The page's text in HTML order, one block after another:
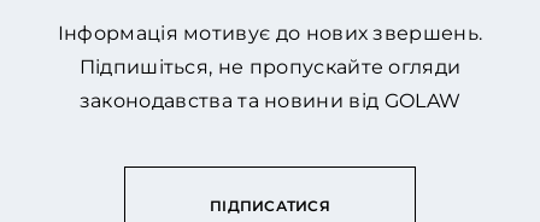
Інформація мотивує до нових звершень.
Підпишіться, не пропускайте огляди
законодавства та новини від GOLAW
ПІДПИСАТИСЯ